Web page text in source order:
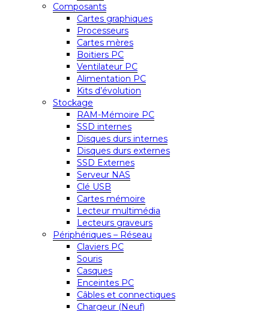
Composants
Cartes graphiques
Processeurs
Cartes mères
Boitiers PC
Ventilateur PC
Alimentation PC
Kits d’évolution
Stockage
RAM-Mémoire PC
SSD internes
Disques durs internes
Disques durs externes
SSD Externes
Serveur NAS
Clé USB
Cartes mémoire
Lecteur multimédia
Lecteurs graveurs
Périphériques – Réseau
Claviers PC
Souris
Casques
Enceintes PC
Câbles et connectiques
Chargeur (Neuf)